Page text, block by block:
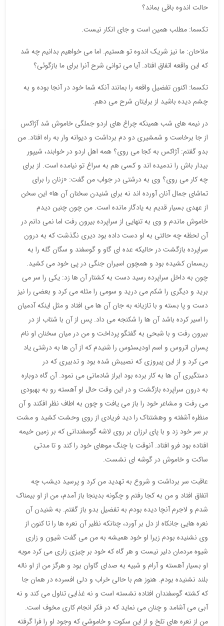
حالت اندوه باقی بماند؟
تکسما: مطلب همین است و جای انکار نیست.
ملاحان: ما نیز شریک اندوه تو هستیم. اما می خواهیم بدانیم چه شد
که این واقعه اتفاق افتاد. آیا می توانی شرح آنرا برای ما بازگوئی؟
تکسما: اکنون تفضیل واقعه را بمانند آنکه شما خود در آنجا بوده و به
چشم دیده باشید از برایتان شرح می دهم.
در نیمه های شب همینکه چراغ های اردو جملگی خاموش شد آژاکس
از جا برخاست و شمشیری دو دم برداشت و دیوانه وار به راه افتاد. من
بدو گفتم: آژاکس به کجا می روی؟ همه اهل اردو در خوابند، شیپور
بیدار باش را ندمیده اند و کسی هم به سراغ تو نیامده است. از برای
چه کار می روی؟ وی به درشتی در جواب من گفت: «زنان را برای
تماشای جمال آنان آورده اند نه برای شنیدن سخنان آن ها» این سخن
از عهدی بسیار قدیم به یادگار مانده است. من چون چنین دیدم
خاموش ماندم و وی به تنهایی از سراپرده بیرون رفت اما نمی دانم در
آن لحظه چه حالتی به او دست داده بود دیری نگذشت که به درون
سراپرده بازگشت در حالیکه عده ای گاو و گوسفند و سگان گله را به
ریسمان کشیده بود و همچون اسیران جنگی در پی خود می کشید.
چون به داخل سراپرده رسید دست به کشتار آن ها زد: یکی را سر می
برید و دیگری را شکم می درید و سومی را مثله می کرد و بعضی را نیز
دست و پا بسته و با تازیانه به جان آن ها می افتاد و مثل اینکه آدمیان
را اسیر کرده باشد آن ها را شکنجه می داد. پس از آن با شتاب از در
بیرون رفت و با شبحی به گفتگو پرداخت و من در میان سخنان او نام
پسران اتروس و اسم اودیسئوس را شنیدم که از آن ها به درشتی یاد
می کرد و از این پیروزی که نصیبش شده بود و تدبیری که در
دستگیری آن ها به کار برده بود ابراز شادمانی می نمود. آن گاه دوباره
به درون سراپرده بازگشت و در این وقت حال او آهسته رو به بهبودی
می رفت و مشاعر خود را باز می یافت و چون به اطاف نظر افکند و آن
منظره آشفته و وهشتناک را دید فریادی از روی وحشت کشید و مشت
بر سر خود زد و با پای لرزان بر روی لاشه گوسفندانی که بر زمین خیمه
افتاده بود فرو افتاد. آنوقت با چنگ موهای خود را کند و تا مدتی
ساکت و خاموش در گوشه ای نشست.
عاقبت سر برداشت و شروع به تهدید من کرد و پرسید دیشب چه
اتفاق افتاد و من به کجا رفتم و چگونه بدینجا باز آمدم، من از او بیمناک
شدم و لاجرم آنچا دیده بودم به تفضیل بدو باز گفتم. به شنیدن آن
نعره هایی جانکاه از دل بر آورد، چنانکه نظیر آن نعره ها را تا کنون از
وی نشنیده بودم زیرا او خود همیشه به من می گفت شیون و زاری
شیوه مردمان دلیر نیست و هر گاه که خود بر چیزی زاری می کرد مویه
او بسیار آهسته و آرام و شبیه به صدای گاوان بود و هرگز من از او ناله
بلند نشنیده بودم. هنوز هم با حالی خراب و دلی افسرده در همان جا
که کشته گوسفندان افتاده نشسته است و نه غذایی تناول می کند و نه
آبی می آشامد و چنان می نماید که در فکر انجام کاری مخوف است.
من از نعره های تلخ و از این سکوت و خاموشی که وجود او را فرا گرفته